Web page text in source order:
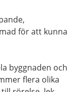
för att kunna
byggnaden och
flera olika